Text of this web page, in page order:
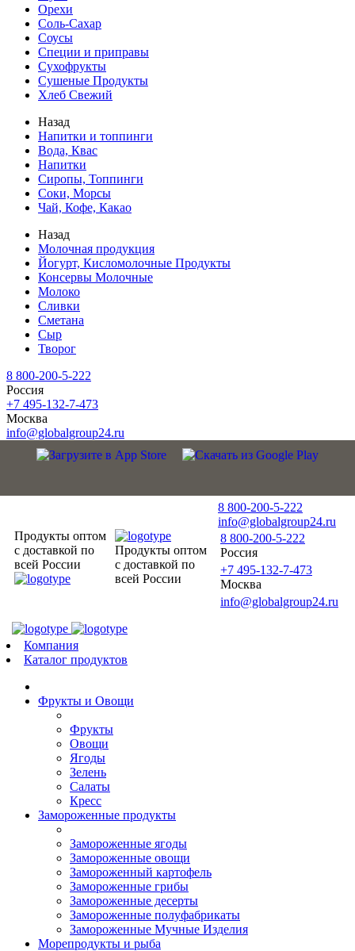
Орехи
Соль-Сахар
Соусы
Специи и приправы
Сухофрукты
Сушеные Продукты
Хлеб Свежий
Назад
Напитки и топпинги
Вода, Квас
Напитки
Сиропы, Топпинги
Соки, Морсы
Чай, Кофе, Какао
Назад
Молочная продукция
Йогурт, Кисломолочные Продукты
Консервы Молочные
Молоко
Сливки
Сметана
Сыр
Творог
8 800-200-5-222
Россия
+7 495-132-7-473
Москва
info@globalgroup24.ru
Продукты оптом
с доставкой по
всей России
Продукты оптом
с доставкой по
всей России
8 800-200-5-222
info@globalgroup24.ru
8 800-200-5-222
Россия
+7 495-132-7-473
Москва
info@globalgroup24.ru
Компания
Каталог продуктов
Фрукты и Овощи
Фрукты
Овощи
Ягоды
Зелень
Салаты
Кресс
Замороженные продукты
Замороженные ягоды
Замороженные овощи
Замороженный картофель
Замороженные грибы
Замороженные десерты
Замороженные полуфабрикаты
Замороженные Мучные Изделия
Морепродукты и рыба